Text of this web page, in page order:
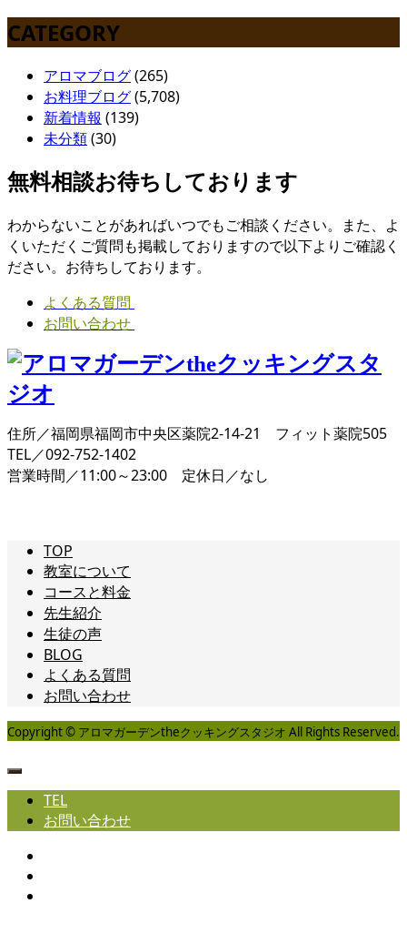
CATEGORY
アロマブログ(265)
お料理ブログ(5,708)
新着情報 (139)
未分類(30)
無料相談お待ちしております
わからないことがあればいつでもご相談ください。また、よ
くいただくご質問も掲載しておりますので以下よりご確認く
ださい。お待ちしております。
よくある質問
お問い合わせ
住所／福岡県福岡市中央区薬院2-14-21 フィット薬院505
TEL／092-752-1402
営業時間／11:00～23:00 定休日／なし
TOP
教室について
コースと料金
先生紹介
生徒の声
BLOG
よくある質問
お問い合わせ
Copyright © アロマガーデンtheクッキングスタジオ All Rights Reserved.
TEL
お問い合わせ